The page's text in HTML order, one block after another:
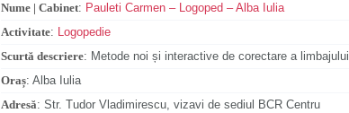
Nume | Cabinet: Pauleti Carmen – Logoped – Alba Iulia
Activitate: Logopedie
Scurtă descriere: Metode noi și interactive de corectare a limbajului
Oraș: Alba Iulia
Adresă: Str. Tudor Vladimirescu, vizavi de sediul BCR Centru